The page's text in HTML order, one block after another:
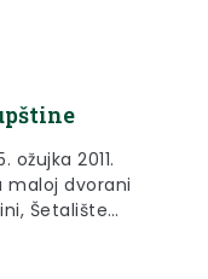
2011.
maloj dvorani
Šetalište